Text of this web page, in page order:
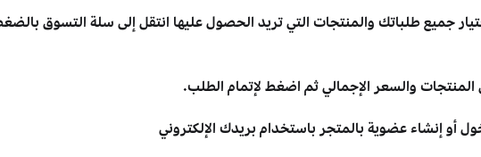
جميع طلباتك والمنتجات التي تريد الحصول عليها انتقل إلى سلة التسوق
والسعر الإجمالي ثم اضغط لإتمام الطلب.
أو إنشاء عضوية بالمتجر باستخدام بريدك الإلكتروني